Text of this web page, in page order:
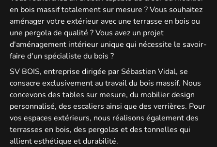
en bois massif totalement sur mesure ? Vous souhaitez
aménager votre extérieur avec une terrasse en bois ou
une pergola de qualité ? Vous avez un projet
d'aménagement intérieur unique qui nécessite le savoir-
faire d'un spécialiste du bois ?
SV BOIS, entreprise dirigée par Sébastien Vidal, se
consacre exclusivement au travail du bois massif. Nous
concevons des tables sur mesure, du mobilier design
personnalisé, des escaliers ainsi que des verrières. Pour
vos espaces extérieurs, nous réalisons également des
terrasses en bois, des pergolas et des tonnelles qui
allient esthétique et durabilité.